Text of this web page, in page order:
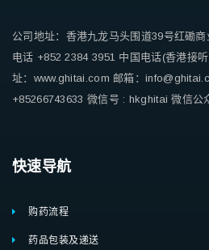
公司地址：香港九龙马头围道39号红磡
电话 +852 2384 3951 中国电话(香港接
址：www.ghitai.com 邮箱：
+85266743633 微信号 : hkghitai 微信公
快速导航
购药流程
药品包装及递送